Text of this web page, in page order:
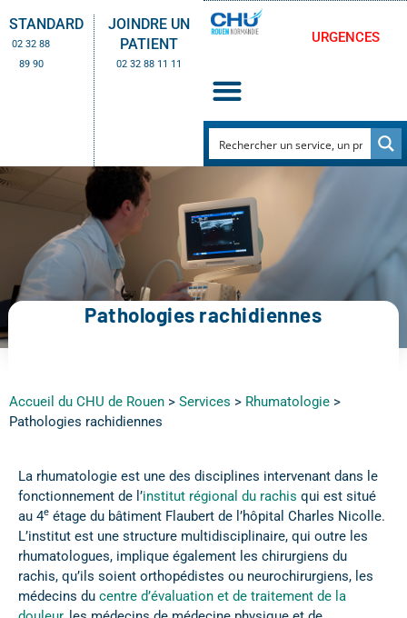
STANDARD
02 32 88
89 90
JOINDRE UN
PATIENT
02 32 88 11 11
URGENCES
Pathologies rachidiennes
Accueil du CHU de Rouen > Services > Rhumatologie >
Pathologies rachidiennes
La rhumatologie est une des disciplines intervenant dans le
fonctionnement de l’institut régional du rachis qui est situé
au 4e étage du bâtiment Flaubert de l’hôpital Charles Nicolle.
L’institut est une structure multidisciplinaire, qui outre les
rhumatologues, implique également les chirurgiens du
rachis, qu’ils soient orthopédistes ou neurochirurgiens, les
médecins du centre d’évaluation et de traitement de la